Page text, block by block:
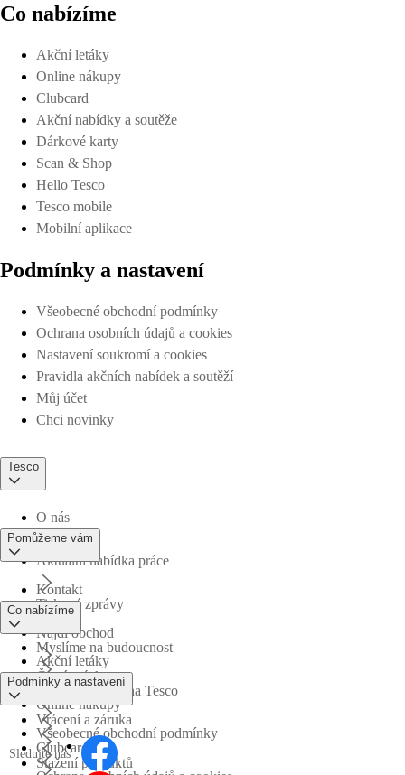
Co nabízíme
Akční letáky
Online nákupy
Clubcard
Akční nabídky a soutěže
Dárkové karty
Scan & Shop
Hello Tesco
Tesco mobile
Mobilní aplikace
Podmínky a nastavení
Všeobecné obchodní podmínky
Ochrana osobních údajů a cookies
Nastavení soukromí a cookies
Pravidla akčních nabídek a soutěží
Můj účet
Chci novinky
Tesco
O nás
Aktuální nabídka práce
Tiskové zprávy
Myslíme na budoucnost
Obchodní skupina Tesco
Pomůžeme vám
Kontakt
Najdi obchod
Časté otázky
Vrácení a záruka
Stažení produktů
Co nabízíme
Akční letáky
Online nákupy
Clubcard
Podmínky a nastavení
Všeobecné obchodní podmínky
Sledujte nás